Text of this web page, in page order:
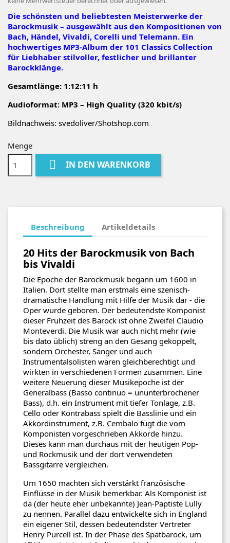
Die schönsten und beliebtesten Meisterwerke der
Barockmusik – ausgewählt aus den Kompositionen von
Bach, Händel, Vivaldi, Corelli und Telemann. Ein
hochwertiges MP3-Album der 101 Classics Collection
für Liebhaber stilvoller, festlicher und brillanter
Barockklänge.
Gesamtlänge: 1:12:11 h
Audioformat: MP3 – High Quality (320 kbit/s)
Bildnachweis: svedoliver/Shotshop.com
Menge
 IN DEN WARENKORB
Beschreibung Artikeldetails
20 Hits der Barockmusik von Bach
bis Vivaldi
Die Epoche der Barockmusik begann um 1600 in
Italien. Dort stellte man erstmals eine szenisch-
dramatische Handlung mit Hilfe der Musik dar - die
Oper wurde geboren. Der bedeutendste Komponist
dieser Frühzeit des Barock ist ohne Zweifel Claudio
Monteverdi. Die Musik war auch nicht mehr (wie
bis dato üblich) streng an den Gesang gekoppelt,
sondern Orchester, Sänger und auch
Instrumentalsolisten waren gleichberechtigt und
wirkten in verschiedenen Formen zusammen. Eine
weitere Neuerung dieser Musikepoche ist der
Generalbass (Basso continuo = ununterbrochener
Bass), d.h. ein Instrument mit tiefer Tonlage, z.B.
Cello oder Kontrabass spielt die Basslinie und ein
Akkordinstrument, z.B. Cembalo fügt die vom
Komponisten vorgeschrieben Akkorde hinzu.
Dieses kann man durchaus mit der heutigen Pop-
und Rockmusik und der dort verwendeten
Bassgitarre vergleichen.
Um 1650 machten sich verstärkt französische
Einflüsse in der Musik bemerkbar. Als Komponist ist
da (der heute eher unbekannte) Jean-Paptiste Lully
zu nennen. Parallel dazu entwickelte sich in England
ein eigener Stil, dessen bedeutendster Vertreter
Henry Purcell ist. In der Phase des Spätbarock, um